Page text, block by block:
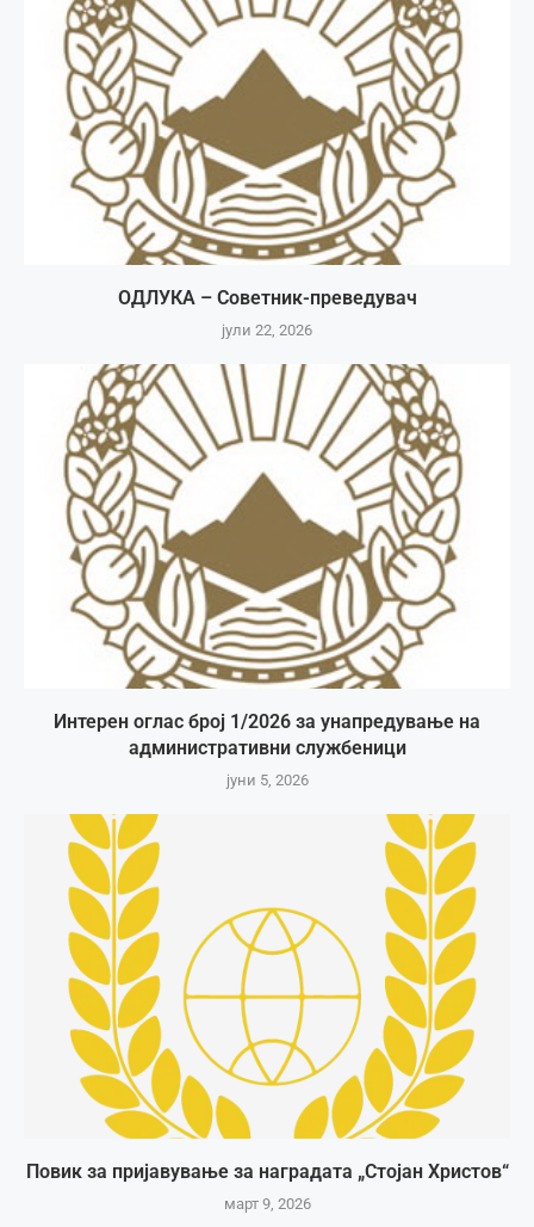
ОДЛУКА – Советник-преведувач
јули 22, 2026
Интерен оглас број 1/2026 за унапредување на
административни службеници
јуни 5, 2026
Повик за пријавување за наградата „Стојан Христов“
март 9, 2026